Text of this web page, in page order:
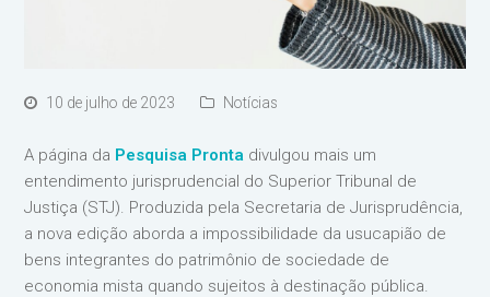
10 de julho de 2023 Notícias
A página da Pesquisa Pronta divulgou mais um
entendimento jurisprudencial do Superior Tribunal de
Justiça (STJ). Produzida pela Secretaria de Jurisprudência,
a nova edição aborda a impossibilidade da usucapião de
bens integrantes do patrimônio de sociedade de
economia mista quando sujeitos à destinação pública.